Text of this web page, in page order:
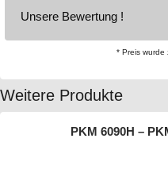
Unsere Bewertung !
* Preis wurde
Weitere Produkte
PKM 6090H –